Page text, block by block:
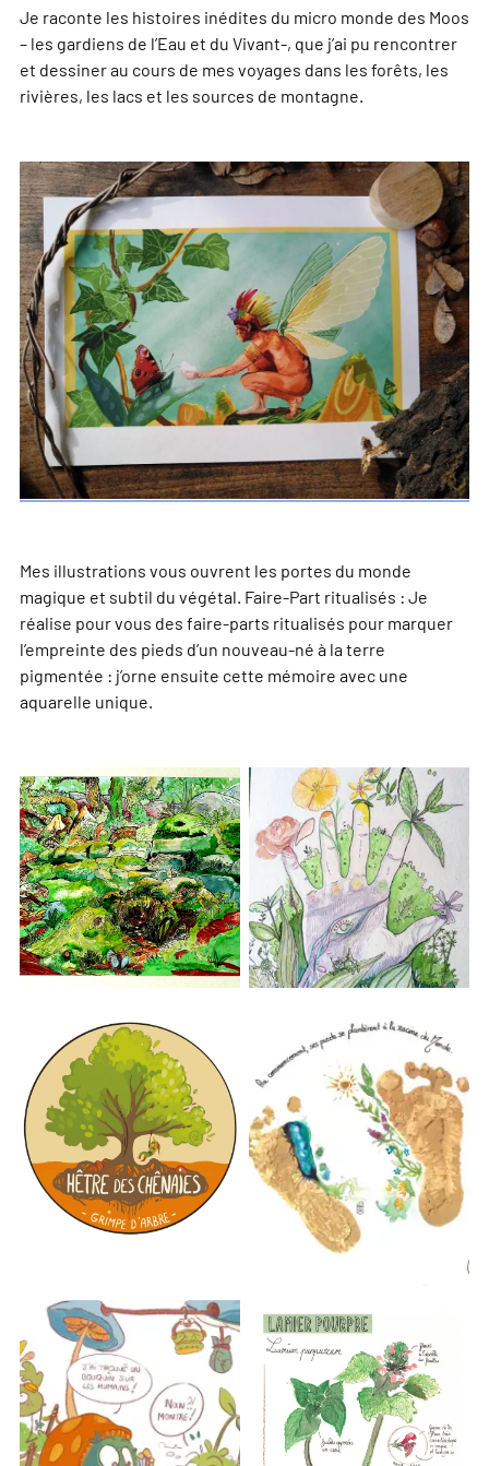
Je raconte les histoires inédites du micro monde des Moos
– les gardiens de l’Eau et du Vivant-, que j’ai pu rencontrer
et dessiner au cours de mes voyages dans les forêts, les
rivières, les lacs et les sources de montagne.
Mes illustrations vous ouvrent les portes du monde
magique et subtil du végétal. Faire-Part ritualisés : Je
réalise pour vous des faire-parts ritualisés pour marquer
l’empreinte des pieds d’un nouveau-né à la terre
pigmentée : j’orne ensuite cette mémoire avec une
aquarelle unique.